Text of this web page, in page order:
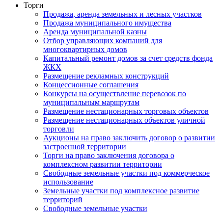
Торги
Продажа, аренда земельных и лесных участков
Продажа муниципального имущества
Аренда муниципальной казны
Отбор управляющих компаний для
многоквартирных домов
Капитальный ремонт домов за счет средств фонда
ЖКХ
Размещение рекламных конструкций
Концессионные соглашения
Конкурсы на осуществление перевозок по
муниципальным маршрутам
Размещение нестационарных торговых объектов
Размещение нестационарных объектов уличной
торговли
Аукционы на право заключить договор о развитии
застроенной территории
Торги на право заключения договора о
комплексном развитии территории
Свободные земельные участки под коммерческое
использование
Земельные участки под комплексное развитие
территорий
Свободные земельные участки